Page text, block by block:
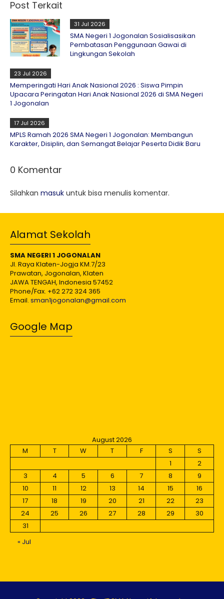
Post Terkait
31 Jul 2026
SMA Negeri 1 Jogonalan Sosialisasikan
Pembatasan Penggunaan Gawai di
Lingkungan Sekolah
23 Jul 2026
Memperingati Hari Anak Nasional 2026 : Siswa Pimpin
Upacara Peringatan Hari Anak Nasional 2026 di SMA Negeri
1 Jogonalan
17 Jul 2026
MPLS Ramah 2026 SMA Negeri 1 Jogonalan: Membangun
Karakter, Disiplin, dan Semangat Belajar Peserta Didik Baru
0 Komentar
Silahkan masuk untuk bisa menulis komentar.
Alamat Sekolah
SMA NEGERI 1 JOGONALAN
Jl. Raya Klaten-Jogja KM.7/23
Prawatan, Jogonalan, Klaten
JAWA TENGAH, Indonesia 57452
Phone/Fax. +62 272 324 365
Email. sman1jogonalan@gmail.com
Google Map
August 2026
M
T W T F S
S
1
2
3
4 5 6 7 8
9
10
11 12 13 14 15
16
17
18 19 20 21 22
23
24
25 26 27 28 29
30
31
« Jul